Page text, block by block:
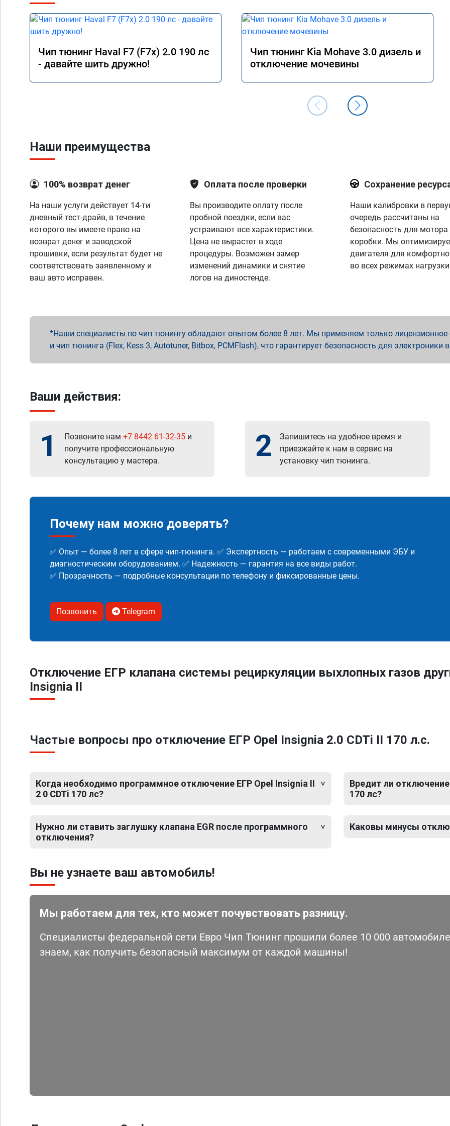
Чип тюнинг Haval F7 (F7x) 2.0 190 лс
- давайте шить дружно!
Чип тюнинг Kia Mohave 3.0 дизель и
отключение мочевины
Наши преимущества
100% возврат денег
На наши услуги действует 14-ти
дневный тест-драйв, в течение
которого вы имеете право на
возврат денег и заводской
прошивки, если результат будет не
соответствовать заявленному и
ваш авто исправен.
Оплата после проверки
Вы производите оплату после
пробной поездки, если вас
устраивают все характеристики.
Цена не вырастет в ходе
процедуры. Возможен замер
изменений динамики и снятие
логов на диностенде.
Сохранение
Наши калибровки в
очередь рассчитаны на
безопасность для мотора
коробки. Мы
двигателя для
во всех режимах
Наши специалисты по чип тюнингу обладают опытом более 8 лет. Мы применяем только лицензионное
и чип тюнинга (Flex, Kess 3, Autotuner, Bitbox, PCMFlash), что гарантирует безопасность для электроники
Ваши действия:
1 Позвоните нам +7 8442 61-32-35 и
получите профессиональную
консультацию у мастера.
2
Запишитесь на удобное время и
приезжайте к нам в сервис на
установку чип тюнинга.
Почему нам можно доверять?
✅ Опыт — более 8 лет в сфере чип-тюнинга. ✅ Экспертность — работаем с современными ЭБУ и
диагностическим оборудованием. ✅ Надежность — гарантия на все виды работ.
✅ Прозрачность — подробные консультации по телефону и фиксированные цены.
Позвонить Telegram
Отключение ЕГР клапана системы рециркуляции выхлопных газов
Insignia II
Частые вопросы про отключение ЕГР Opel Insignia 2.0 CDTi II 170 л.с.
Когда необходимо программное отключение ЕГР Opel Insignia II
2 0 CDTi 170 лс?
Нужно ли ставить заглушку клапана EGR после программного
отключения?
Вредит ли
170 лс?
Каковы минусы
Вы не узнаете ваш автомобиль!
Мы работаем для тех, кто может почувствовать разницу.
Специалисты федеральной сети Евро Чип Тюнинг прошили более 10 000
знаем, как получить безопасный максимум от каждой машины!